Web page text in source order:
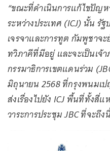
“ขณะที่ดำเนินการแก้ไขปัญ
ระหว่างประเทศ (ICJ) นั้น
เจรจาและการทูต กัมพูชาจ
ทวิภาคีที่มีอยู่ และจะเป็นเจ้
กรรมาธิการเขตแดนร่วม
มิถุนายน 2568 ที่กรุงพนมเ
ส่งเรื่องไปยัง ICJ พื้นที่ทั้งสี่
วาระการประชุม JBC ที่จะถึง